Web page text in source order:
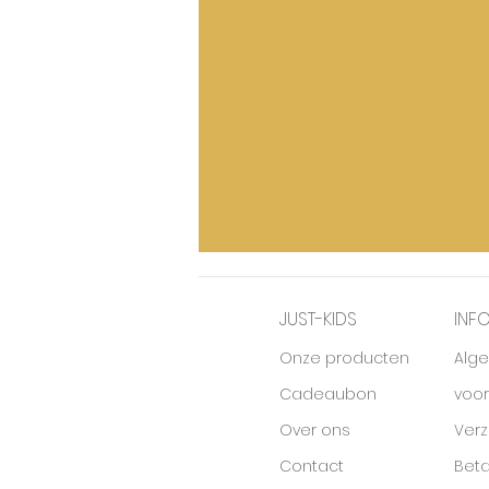
JUST-KIDS
Onze producten
Cadeaubon
Over ons
Contact